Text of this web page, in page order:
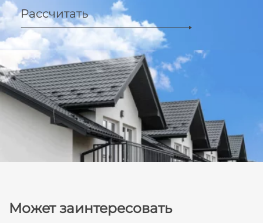
Рассчитать
Может заинтересовать